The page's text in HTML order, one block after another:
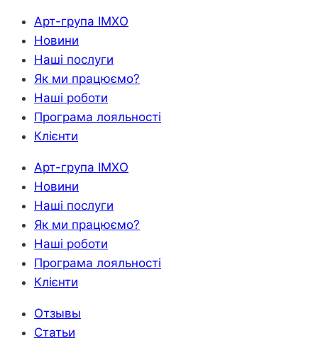
Арт-група ІМХО
Новини
Наші послуги
Як ми працюємо?
Наші роботи
Програма лояльності
Клієнти
Арт-група ІМХО
Новини
Наші послуги
Як ми працюємо?
Наші роботи
Програма лояльності
Клієнти
Отзывы
Статьи